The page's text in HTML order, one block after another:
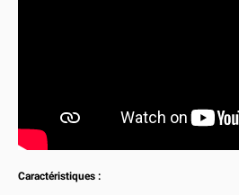
Caractéristiques :